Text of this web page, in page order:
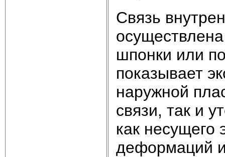
Связь
шпонки или
показывает
наружной
связи, так и
как несущего
деформаций